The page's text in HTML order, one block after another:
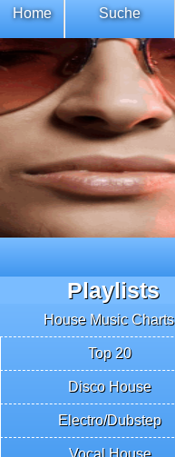
Home Suche
Playlists
House Music Charts
Top 20
Disco House
Electro/Dubstep
Vocal House